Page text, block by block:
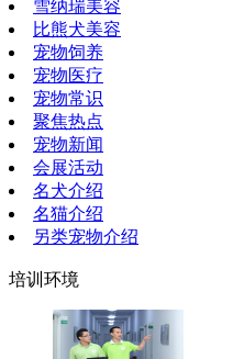
雪纳瑞美容
比熊犬美容
宠物饲养
宠物医疗
宠物常识
聚焦热点
宠物新闻
会展活动
名犬介绍
名猫介绍
另类宠物介绍
培训环境